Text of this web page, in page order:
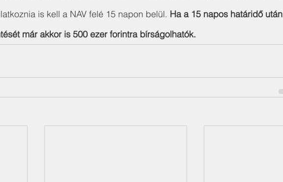
is kell a NAV felé 15 napon belül. Ha a 15 napos határidő után
már akkor is 500 ezer forintra bírságolhatók.